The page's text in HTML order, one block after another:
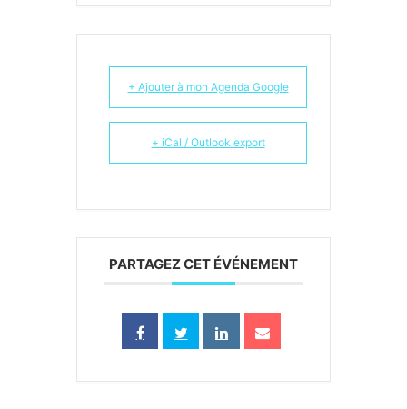
+ Ajouter à mon Agenda Google
+ iCal / Outlook export
PARTAGEZ CET ÉVÉNEMENT